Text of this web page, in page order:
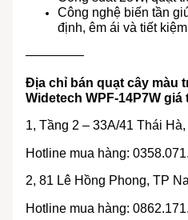
Công nghệ biến tần
định, êm ái và tiết
————–
Địa chỉ bán quạt cây màu
Widetech WPF-14P7W giá
1, Tầng 2 – 33A/41 Thái
Hotline mua hàng:
2, 81 Lê Hồng Phong, TP
Hotline mua hàng: